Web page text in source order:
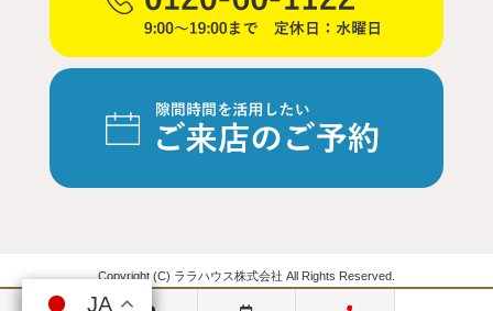
JA
JA
Copyright (C) ララハウス株式会社 All Rights Reserved.
JA
JA